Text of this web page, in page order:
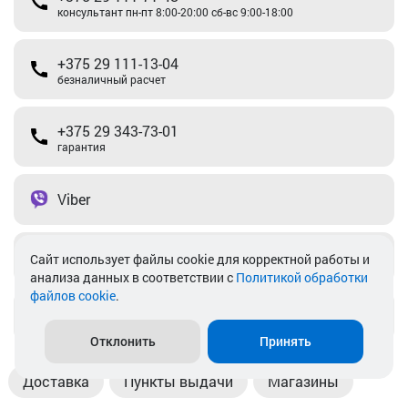
консультант пн-пт 8:00-20:00 сб-вс 9:00-18:00
+375 29 111-13-04
безналичный расчет
+375 29 343-73-01
гарантия
Viber
Telegram
Доставка Пункты выдачи Магазины
Cайт использует файлы cookie для корректной работы и
анализа данных в соответствии с Политикой обработки
файлов cookie.
Отклонить Принять